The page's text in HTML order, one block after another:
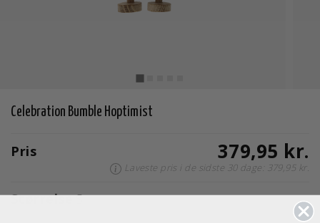
Celebration Bumble Hoptimist
Pris 379,95 kr.
Laveste pris i de sidste 30 dage: 379,95 kr.
StørrelseS